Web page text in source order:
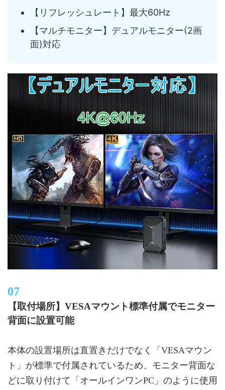
【リフレッシュレート】最大60Hz
【マルチモニター】デュアルモニター(2画
面)対応
【取付場所】VESAマウント標準付属でモニター
背面に設置可能
本体の設置場所は直置きだけでなく「VESAマウン
ト」が標準で付属されているため、モニター背面な
どに取り付けて「オールインワンPC」のように使用